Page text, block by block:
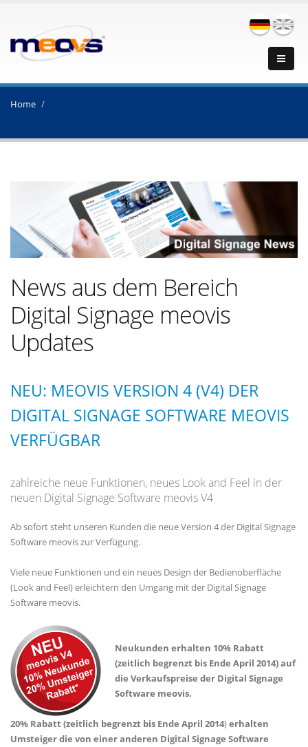
Home
News aus dem Bereich
Digital Signage meovis
Updates
NEU: MEOVIS VERSION 4 (V4) DER
DIGITAL SIGNAGE SOFTWARE MEOVIS
VERFÜGBAR
zahlreiche neue Funktionen, neues Look and Feel in der
neuen Digital Signage Software meovis V4
Ab sofort steht unseren Kunden die neue Version 4 der Digital Signage
Software meovis zur Verfügung.
Viele neue Funktionen und ein neues Design der Bedienoberfläche
(Look and Feel) erleichtern den Umgang mit der Digital Signage
Software meovis.
Neukunden erhalten 10% Rabatt
(zeitlich begrenzt bis Ende April 2014) auf
die Verkaufspreise der Digital Signage
Software meovis.
20% Rabatt (zeitlich begrenzt bis Ende April 2014)erhalten
Umsteiger die von einer anderen Digital Signage Software